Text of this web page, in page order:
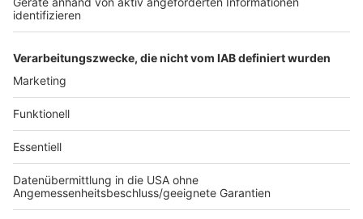
Bescheinigung, die am Tag der Impfung mit dem
Terminticket mitzubringen ist.Hier geht es zu mehr
Anzeige